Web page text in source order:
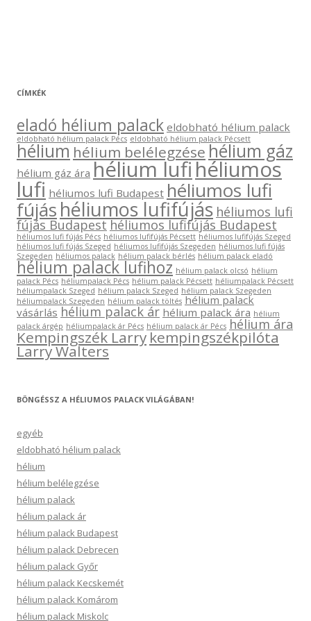
CÍMKÉK
eladó hélium palack eldobható hélium palack
eldobható hélium palack Pécs eldobható hélium palack Pécsett
hélium hélium belélegzésehélium gáz
hélium gáz ára hélium lufihéliumos
lufi héliumos lufi Budapest héliumos lufi
fújáshéliumos lufifújás héliumos lufi
fújás Budapesthéliumos lufifújás Budapest
héliumos lufi fújás Pécs héliumos lufifújás Pécsett héliumos lufifújás Szeged
héliumos lufi fújás Szeged héliumos lufifújás Szegeden héliumos lufi fújás
Szegeden héliumos palack hélium palack bérlés hélium palack eladó
hélium palack lufihoz hélium palack olcsó hélium
palack Pécs héliumpalack Pécs hélium palack Pécsett héliumpalack Pécsett
héliumpalack Szeged hélium palack Szeged hélium palack Szegeden
héliumpalack Szegeden hélium palack töltés hélium palack
vásárlás hélium palack ár hélium palack ára hélium
palack árgép héliumpalack ár Pécs hélium palack ár Pécs hélium ára
Kempingszék Larrykempingszékpilóta
Larry Walters
BÖNGÉSSZ A HÉLIUMOS PALACK VILÁGÁBAN!
egyéb
eldobható hélium palack
hélium
hélium belélegzése
hélium palack
hélium palack ár
hélium palack Budapest
hélium palack Debrecen
hélium palack Győr
hélium palack Kecskemét
hélium palack Komárom
hélium palack Miskolc